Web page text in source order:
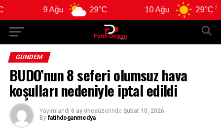
29°C 29°C
GÜNDEM
BUDO’nun 8 seferi olumsuz hava
koşulları nedeniyle iptal edildi
Yayımlandı 6 ay önceüzerinde Şubat 10, 2026
By fatihdoganmedya